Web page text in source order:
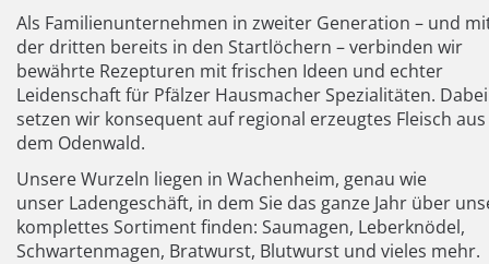
Als Familienunternehmen in zweiter Generation – und
der dritten bereits in den Startlöchern – verbinden wir
bewährte Rezepturen mit frischen Ideen und echter
Leidenschaft für Pfälzer Hausmacher Spezialitäten. Dabei
setzen wir konsequent auf regional erzeugtes Fleisch aus
dem Odenwald.
Unsere Wurzeln liegen in Wachenheim, genau wie
unser Ladengeschäft, in dem Sie das ganze Jahr über
komplettes Sortiment finden: Saumagen, Leberknödel,
Schwartenmagen, Bratwurst, Blutwurst und vieles mehr.